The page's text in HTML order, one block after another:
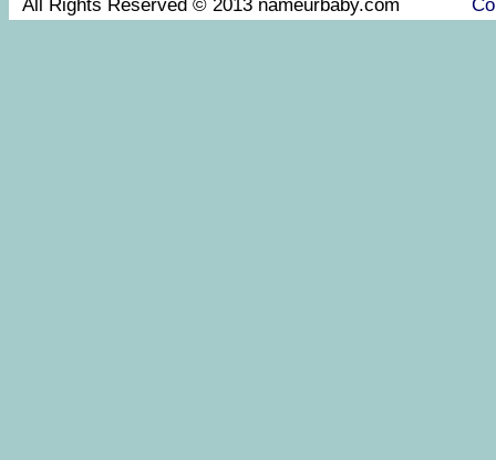
All Rights Reserved © 2013 nameurbaby.com